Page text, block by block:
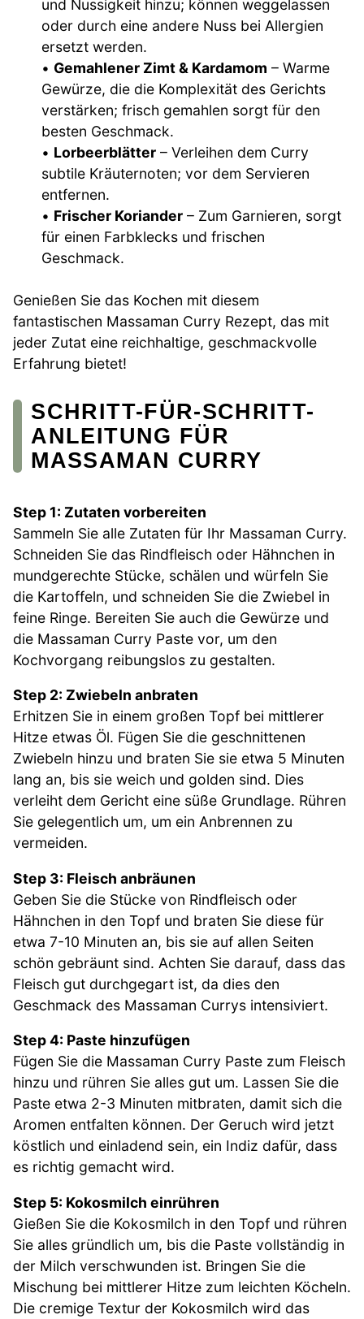
und Nussigkeit hinzu; können weggelassen
oder durch eine andere Nuss bei Allergien
ersetzt werden.
• Gemahlener Zimt & Kardamom – Warme
Gewürze, die die Komplexität des Gerichts
verstärken; frisch gemahlen sorgt für den
besten Geschmack.
• Lorbeerblätter – Verleihen dem Curry
subtile Kräuternoten; vor dem Servieren
entfernen.
• Frischer Koriander – Zum Garnieren, sorgt
für einen Farbklecks und frischen
Geschmack.
Genießen Sie das Kochen mit diesem
fantastischen Massaman Curry Rezept, das mit
jeder Zutat eine reichhaltige, geschmackvolle
Erfahrung bietet!
SCHRITT-FÜR-SCHRITT-
ANLEITUNG FÜR
MASSAMAN CURRY
Step 1: Zutaten vorbereiten
Sammeln Sie alle Zutaten für Ihr Massaman Curry.
Schneiden Sie das Rindfleisch oder Hähnchen in
mundgerechte Stücke, schälen und würfeln Sie
die Kartoffeln, und schneiden Sie die Zwiebel in
feine Ringe. Bereiten Sie auch die Gewürze und
die Massaman Curry Paste vor, um den
Kochvorgang reibungslos zu gestalten.
Step 2: Zwiebeln anbraten
Erhitzen Sie in einem großen Topf bei mittlerer
Hitze etwas Öl. Fügen Sie die geschnittenen
Zwiebeln hinzu und braten Sie sie etwa 5 Minuten
lang an, bis sie weich und golden sind. Dies
verleiht dem Gericht eine süße Grundlage. Rühren
Sie gelegentlich um, um ein Anbrennen zu
vermeiden.
Step 3: Fleisch anbräunen
Geben Sie die Stücke von Rindfleisch oder
Hähnchen in den Topf und braten Sie diese für
etwa 7-10 Minuten an, bis sie auf allen Seiten
schön gebräunt sind. Achten Sie darauf, dass das
Fleisch gut durchgegart ist, da dies den
Geschmack des Massaman Currys intensiviert.
Step 4: Paste hinzufügen
Fügen Sie die Massaman Curry Paste zum Fleisch
hinzu und rühren Sie alles gut um. Lassen Sie die
Paste etwa 2-3 Minuten mitbraten, damit sich die
Aromen entfalten können. Der Geruch wird jetzt
köstlich und einladend sein, ein Indiz dafür, dass
es richtig gemacht wird.
Step 5: Kokosmilch einrühren
Gießen Sie die Kokosmilch in den Topf und rühren
Sie alles gründlich um, bis die Paste vollständig in
der Milch verschwunden ist. Bringen Sie die
Mischung bei mittlerer Hitze zum leichten Köcheln.
Die cremige Textur der Kokosmilch wird das